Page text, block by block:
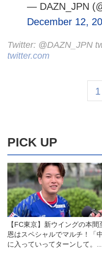
— DAZN_JPN
December 12,
Twitter: @DAZN_JPN
twitter.com
1
PICK UP
【FC東京】新ウイングの本間
恩はスペシャルでマルチ！「中
に入っていってターンして。裏